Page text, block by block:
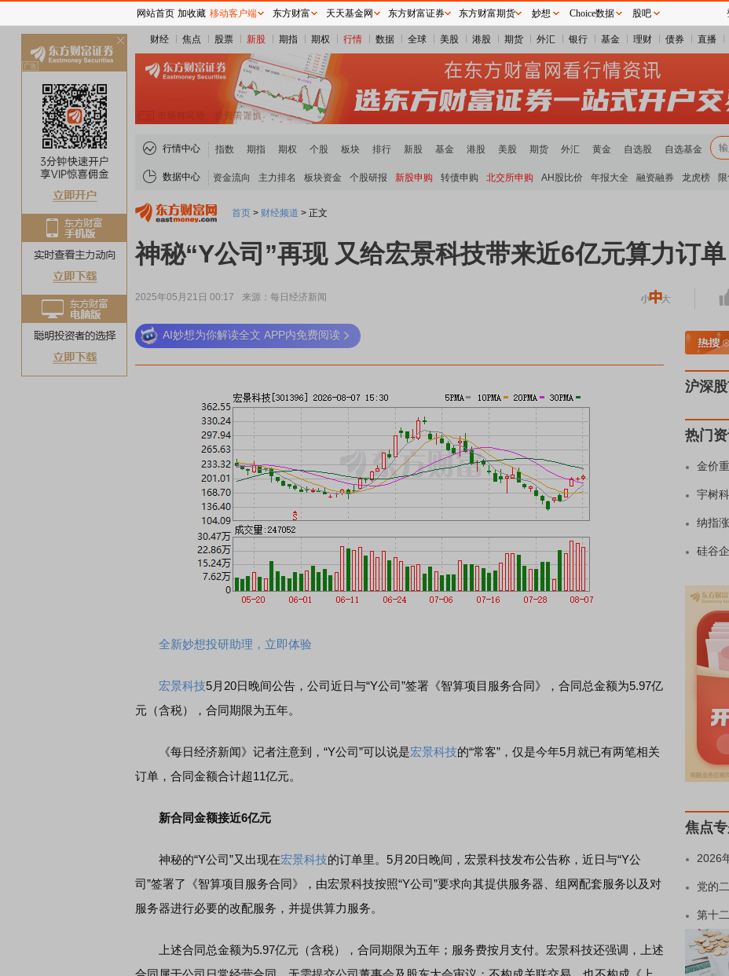
财经 焦点 股票 新股 期指 期权 行情 数据 全球 美股 港股 期货 外汇 银行 基金 理财 债券 直播
行情中心 指数 期指 期权 个股 板块 排行 新股 基金 港股 美股 期货 外汇 黄金 自选股 自选基金
数据中心 资金流向 主力排名 板块资金 个股研报 新股申购 转债申购 北交所申购 AH股比价 年报大全 融资融券 龙虎榜
首页 > 财经频道 > 正文
神秘“Y公司”再现 又给宏景科技带来近6亿元算力订单
2025年05月21日 00:17 来源：每日经济新闻
AI妙想为你解读全文 APP内免费阅读
全新妙想投研助理，立即体验
宏景科技5月20日晚间公告，公司近日与“Y公司”签署《智算项目服务合同》，合同总金额为5.97亿
元（含税），合同期限为五年。
《每日经济新闻》记者注意到，“Y公司”可以说是宏景科技的“常客”，仅是今年5月就已有两笔相关
订单，合同金额合计超11亿元。
新合同金额接近6亿元
神秘的“Y公司”又出现在宏景科技的订单里。5月20日晚间，宏景科技发布公告称，近日与“Y公
司”签署了《智算项目服务合同》，由宏景科技按照“Y公司”要求向其提供服务器、组网配套服务以及对
服务器进行必要的改配服务，并提供算力服务。
上述合同总金额为5.97亿元（含税），合同期限为五年；服务费按月支付。宏景科技还强调，上述
稀土板块领涨 A股估值分析全览 重要
沪深
热门
金价
宇树
纳指
硅谷
焦点
2026
党的
第十
网站首页 加收藏 移动客户端 东方财富 天天基金网 东方财富证券 东方财富期货 妙想 Choice数据 股吧
关